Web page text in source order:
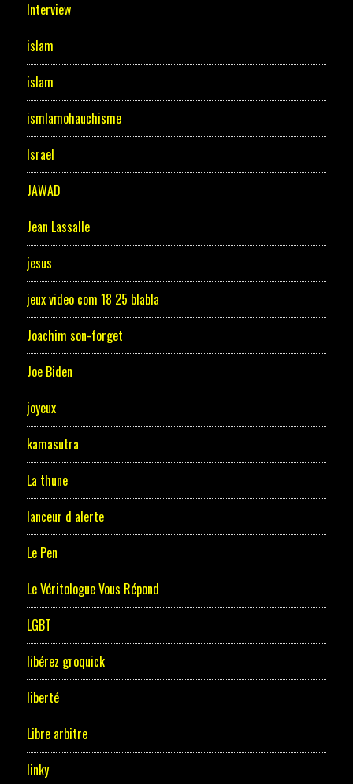
Interview
islam
islam
ismlamohauchisme
Israel
JAWAD
Jean Lassalle
jesus
jeux video com 18 25 blabla
Joachim son-forget
Joe Biden
joyeux
kamasutra
La thune
lanceur d alerte
Le Pen
Le Véritologue Vous Répond
LGBT
libérez groquick
liberté
Libre arbitre
linky